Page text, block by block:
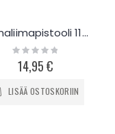
Kuumaliimapistooli 11mm
Rating:
0%
14,95 €
LISÄÄ OSTOSKORIIN